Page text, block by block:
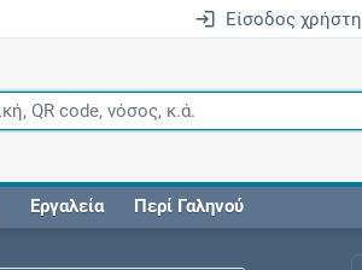
Είσοδος χρήστη
Εργαλεία Περί Γαληνού